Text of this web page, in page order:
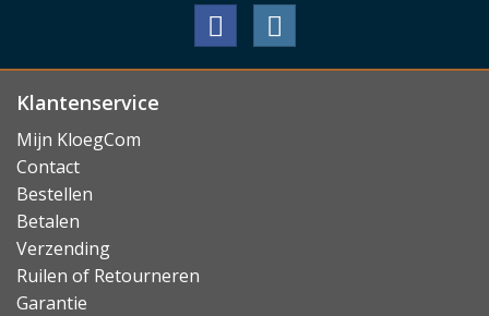
Klantenservice
Mijn KloegCom
Contact
Bestellen
Betalen
Verzending
Ruilen of Retourneren
Garantie